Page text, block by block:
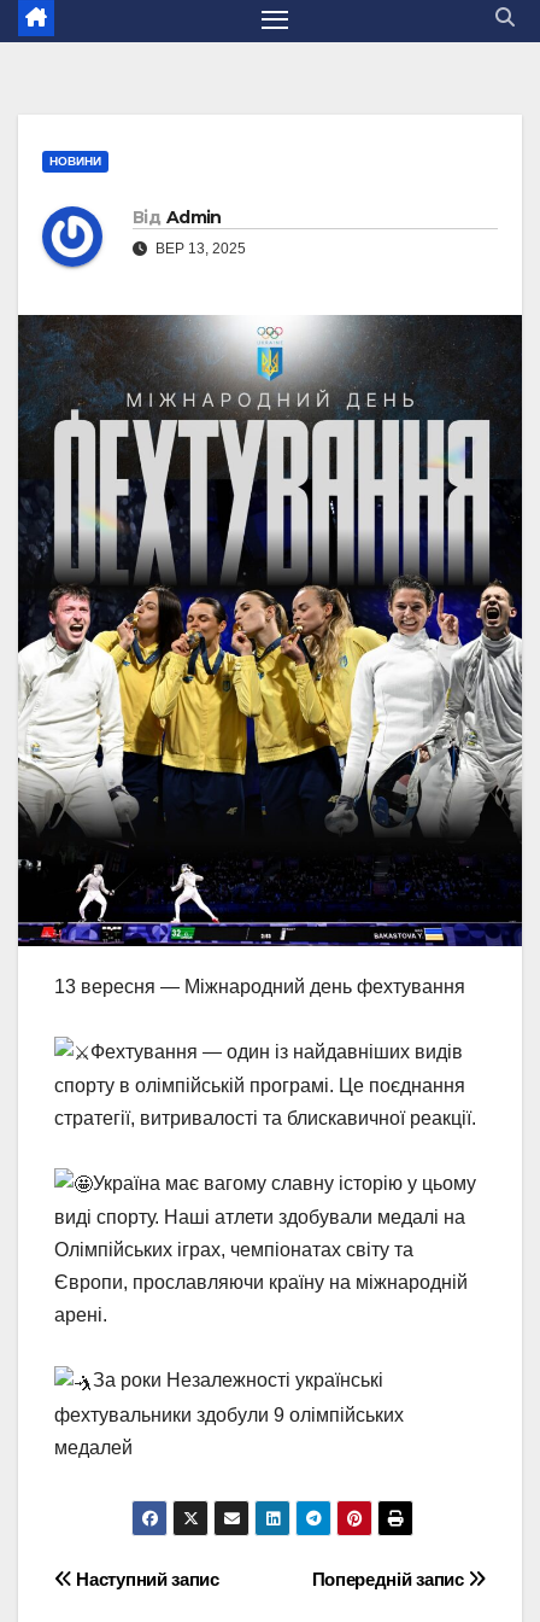
НОВИНИ
Від Admin
ВЕР 13, 2025
13 вересня — Міжнародний день фехтування
Фехтування — один із найдавніших видів
спорту в олімпійській програмі. Це поєднання
стратегії, витривалості та блискавичної реакції.
Україна має вагому славну історію у цьому
виді спорту. Наші атлети здобували медалі на
Олімпійських іграх, чемпіонатах світу та
Європи, прославляючи країну на міжнародній
арені.
За роки Незалежності українські
фехтувальники здобули 9 олімпійських
медалей
Навігація
Попередній запис
Наступний запис